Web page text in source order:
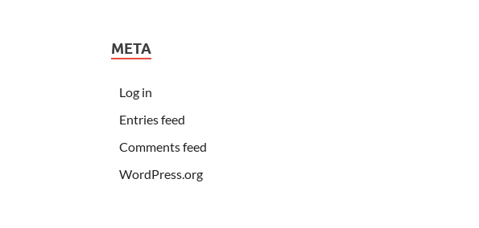
META
Log in
Entries feed
Comments feed
WordPress.org